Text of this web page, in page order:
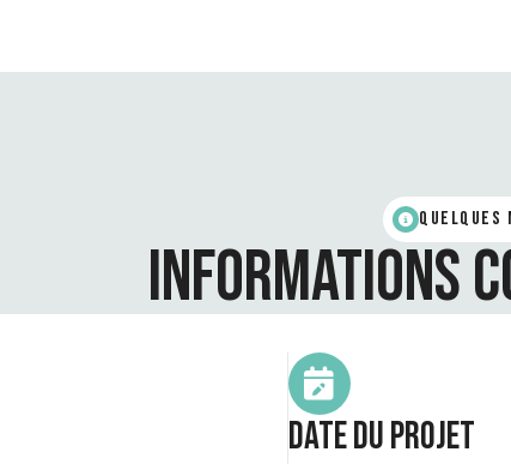
quelques
Informations
Date du projet